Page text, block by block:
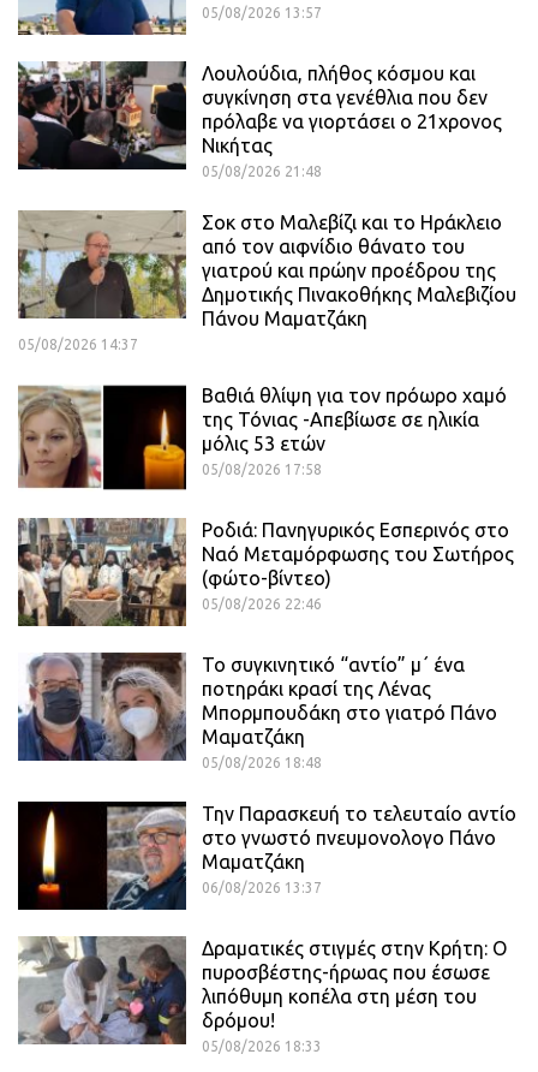
05/08/2026 13:57
Λουλούδια, πλήθος κόσμου και
συγκίνηση στα γενέθλια που δεν
πρόλαβε να γιορτάσει ο 21χρονος
Νικήτας
05/08/2026 21:48
Σοκ στο Μαλεβίζι και το Ηράκλειο
από τον αιφνίδιο θάνατο του
γιατρού και πρώην προέδρου της
Δημοτικής Πινακοθήκης Μαλεβιζίου
Πάνου Μαματζάκη
05/08/2026 14:37
Βαθιά θλίψη για τον πρόωρο χαμό
της Τόνιας -Απεβίωσε σε ηλικία
μόλις 53 ετών
05/08/2026 17:58
Ροδιά: Πανηγυρικός Εσπερινός στο
Ναό Μεταμόρφωσης του Σωτήρος
(φώτο-βίντεο)
05/08/2026 22:46
Το συγκινητικό “αντίο” μ΄ ένα
ποτηράκι κρασί της Λένας
Μπορμπουδάκη στο γιατρό Πάνο
Μαματζάκη
05/08/2026 18:48
Την Παρασκευή το τελευταίο αντίο
στο γνωστό πνευμονολογο Πάνο
Μαματζάκη
06/08/2026 13:37
Δραματικές στιγμές στην Κρήτη: Ο
πυροσβέστης-ήρωας που έσωσε
λιπόθυμη κοπέλα στη μέση του
δρόμου!
05/08/2026 18:33